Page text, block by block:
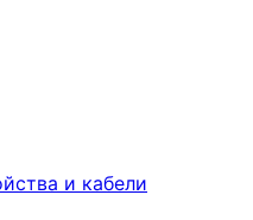
и кабели